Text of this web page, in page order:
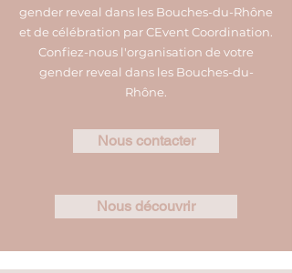
gender reveal dans les Bouches-du-Rhône
et de célébration par CEvent Coordination.
Confiez-nous l'organisation de votre
gender reveal dans les Bouches-du-
Rhône.
Nous contacter
Nous découvrir